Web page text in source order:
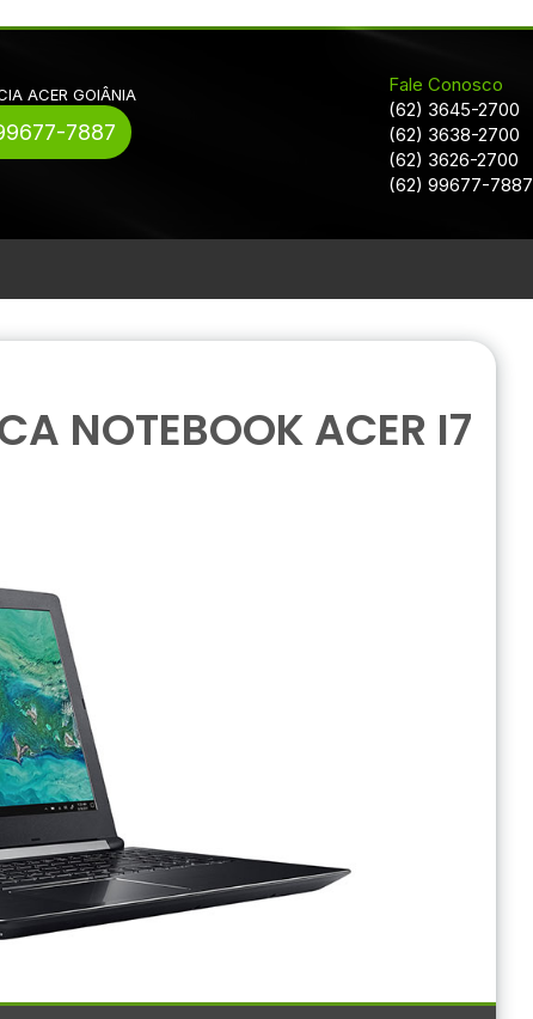
ACER GOIÂNIA
7887
Fale Conosco
(62) 3645-2700
(62) 3638-2700
(62) 3626-2700
(62) 99677-7887
NOTEBOOK ACER I7